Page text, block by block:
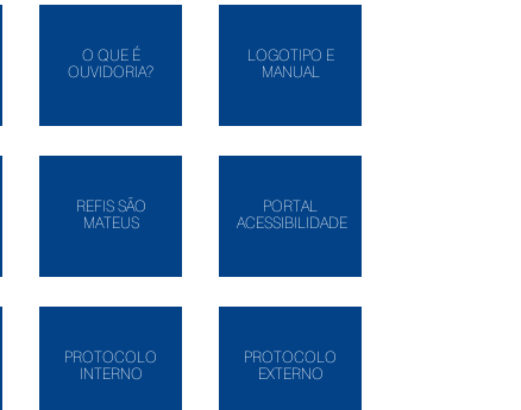
O QUE É
OUVIDORIA?
LOGOTIPO E
MANUAL
REFIS SÃO
MATEUS
PORTAL
ACESSIBILIDADE
PROTOCOLO
INTERNO
PROTOCOLO
EXTERNO